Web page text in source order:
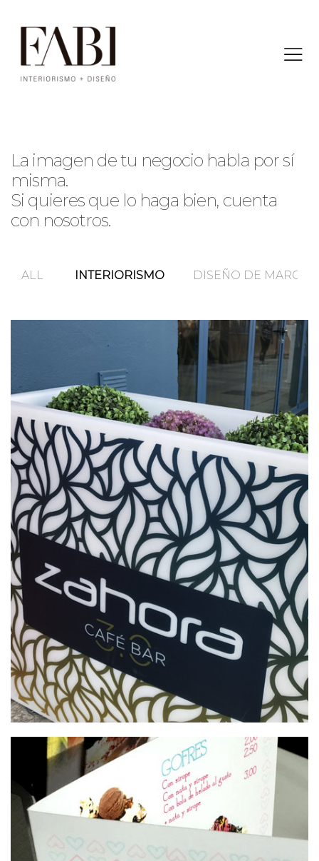
La imagen de tu negocio habla por sí
misma.
Si quieres que lo haga bien, cuenta
con nosotros.
ALL INTERIORISMO DISEÑO DE MARCA
INTERIORISMO PARA PUB
ZAHORA CAFÉ Y COPAS